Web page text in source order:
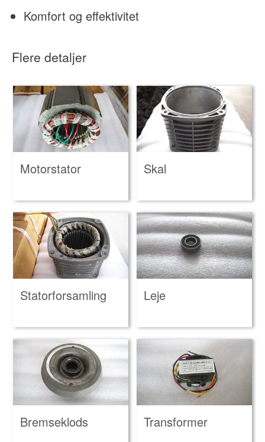
Komfort og effektivitet
Flere detaljer
Motorstator Skal
Statorforsamling Leje
Bremseklods Transformer